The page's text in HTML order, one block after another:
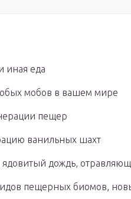
иная еда
мобов в вашем мире
пещер
ванильных шахт
дождь,
пещерных биомов,